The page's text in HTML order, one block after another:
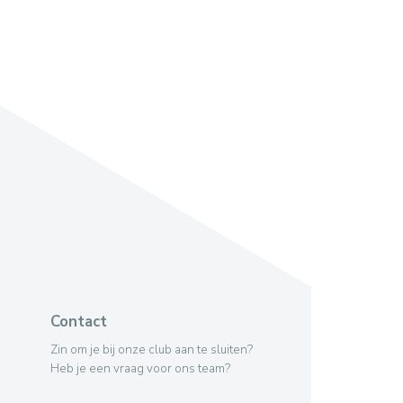
Contact
Zin om je bij onze club aan te sluiten?
Heb je een vraag voor ons team?